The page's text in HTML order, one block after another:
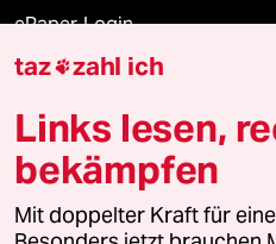
ePaper Login
Downloads für Abonnierende
© 2026 taz Verlags und
Alle Rechte vorbehalten. Bei
wenden Sie sich bitte an
taz zahl ich
Links lesen,
bekämpfen
Mit doppelter Kraft für